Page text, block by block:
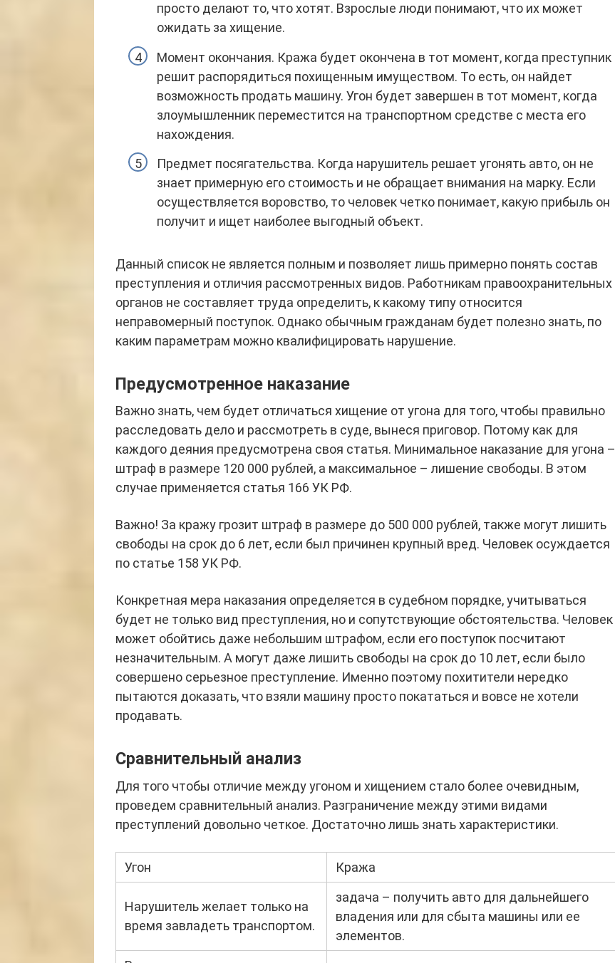
просто делают то, что хотят. Взрослые люди понимают, что их может
ожидать за хищение.
Момент окончания. Кража будет окончена в тот момент, когда преступник
решит распорядиться похищенным имуществом. То есть, он найдет
возможность продать машину. Угон будет завершен в тот момент, когда
злоумышленник переместится на транспортном средстве с места его
нахождения.
Предмет посягательства. Когда нарушитель решает угонять авто, он не
знает примерную его стоимость и не обращает внимания на марку. Если
осуществляется воровство, то человек четко понимает, какую прибыль он
получит и ищет наиболее выгодный объект.
Данный список не является полным и позволяет лишь примерно понять состав
преступления и отличия рассмотренных видов. Работникам правоохранительных
органов не составляет труда определить, к какому типу относится
неправомерный поступок. Однако обычным гражданам будет полезно знать, по
каким параметрам можно квалифицировать нарушение.
Предусмотренное наказание
Важно знать, чем будет отличаться хищение от угона для того, чтобы правильно
расследовать дело и рассмотреть в суде, вынеся приговор. Потому как для
каждого деяния предусмотрена своя статья. Минимальное наказание для угона –
штраф в размере 120 000 рублей, а максимальное – лишение свободы. В этом
случае применяется статья 166 УК РФ.
Важно! За кражу грозит штраф в размере до 500 000 рублей, также могут лишить
свободы на срок до 6 лет, если был причинен крупный вред. Человек осуждается
по статье 158 УК РФ.
Конкретная мера наказания определяется в судебном порядке, учитываться
будет не только вид преступления, но и сопутствующие обстоятельства. Человек
может обойтись даже небольшим штрафом, если его поступок посчитают
незначительным. А могут даже лишить свободы на срок до 10 лет, если было
совершено серьезное преступление. Именно поэтому похитители нередко
пытаются доказать, что взяли машину просто покататься и вовсе не хотели
продавать.
Сравнительный анализ
Для того чтобы отличие между угоном и хищением стало более очевидным,
проведем сравнительный анализ. Разграничение между этими видами
преступлений довольно четкое. Достаточно лишь знать характеристики.
Угон Кража
Нарушитель желает только на
время завладеть транспортом.
задача – получить авто для дальнейшего
владения или для сбыта машины или ее
элементов.